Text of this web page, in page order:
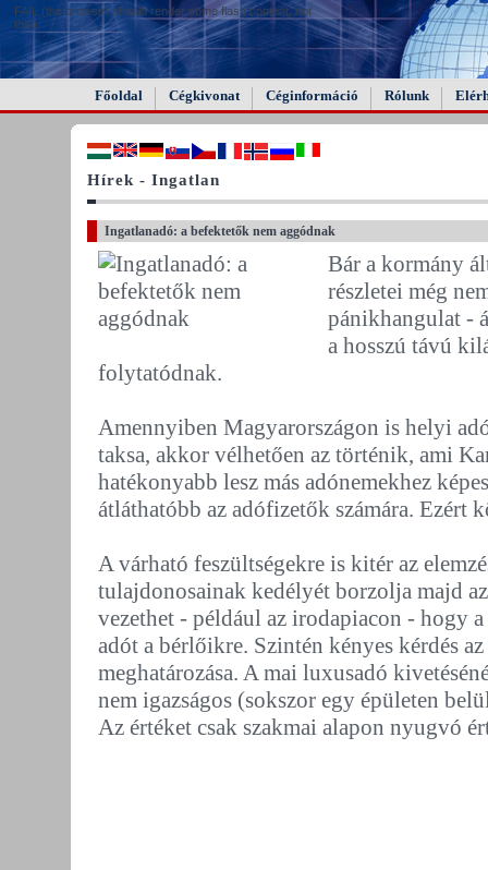
FAIL (the browser should render some flash content, not
this).
Főoldal Cégkivonat Céginformáció Rólunk
Hírek - Ingatlan
Ingatlanadó: a befektetők nem aggódnak
Bár a kormány
részletei még
pánikhangulat -
a hosszú távú
folytatódnak.
Amennyiben Magyarországon is helyi
taksa, akkor vélhetően az történik, ami
hatékonyabb lesz más adónemekhez
átláthatóbb az adófizetők számára. Ezért
A várható feszültségekre is kitér az
tulajdonosainak kedélyét borzolja majd
vezethet - például az irodapiacon - hogy
adót a bérlőikre. Szintén kényes kérdés
meghatározása. A mai luxusadó
nem igazságos (sokszor egy épületen
Az értéket csak szakmai alapon nyugvó